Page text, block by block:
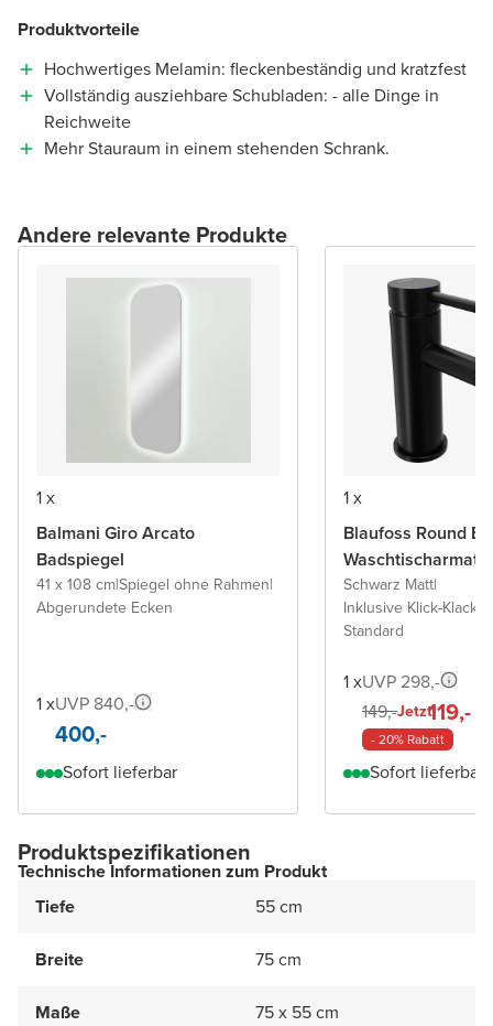
Produktvorteile
Hochwertiges Melamin: fleckenbeständig und kratzfest
Vollständig ausziehbare Schubladen: - alle Dinge in
Reichweite
Mehr Stauraum in einem stehenden Schrank.
Andere relevante Produkte
1 x
Balmani Giro Arcato
Badspiegel
41 x 108 cm|Spiegel ohne Rahmen|
Abgerundete Ecken
1 xUVP 840,-
400,-
Sofort lieferbar
1 x
Blaufoss Round
Schwarz Matt|
Inklusive Klick-Klack
Standard
1 xUVP 298,-
149,-Jetzt119,-
- 20% Rabatt
Sofort lieferbar
Produktspezifikationen
Technische Informationen zum Produkt
Tiefe
55 cm
Breite 75 cm
Maße 75 x 55 cm